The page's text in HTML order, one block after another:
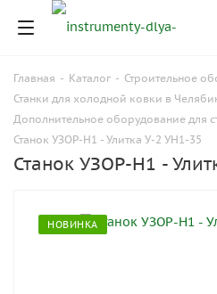
Главная - Каталог - Строительное
Станки для холодной ковки в
Дополнительное оборудование для
Станок УЗОР-Н1 - Улитка У-2 УН1-35
Станок УЗОР-Н1 -
НОВИНКА